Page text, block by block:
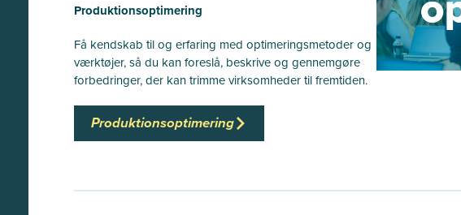
Produktionsoptimering
Få kendskab til og erfaring med optimeringsmetoder og
værktøjer, så du kan foreslå, beskrive og gennemgøre
forbedringer, der kan trimme virksomheder til fremtiden.
Produktionsoptimering